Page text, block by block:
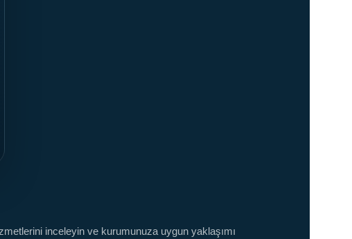
inceleyin ve kurumunuza uygun yaklaşımı